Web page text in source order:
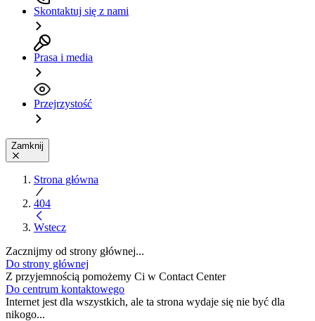
Skontaktuj się z nami
Prasa i media
Przejrzystość
Zamknij
Strona główna
404
Wstecz
Zacznijmy od strony głównej...
Do strony głównej
Z przyjemnością pomożemy Ci w Contact Center
Do centrum kontaktowego
Internet jest dla wszystkich, ale ta strona wydaje się nie być dla
nikogo...